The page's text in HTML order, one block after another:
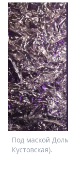
Под маской
Кустовская).